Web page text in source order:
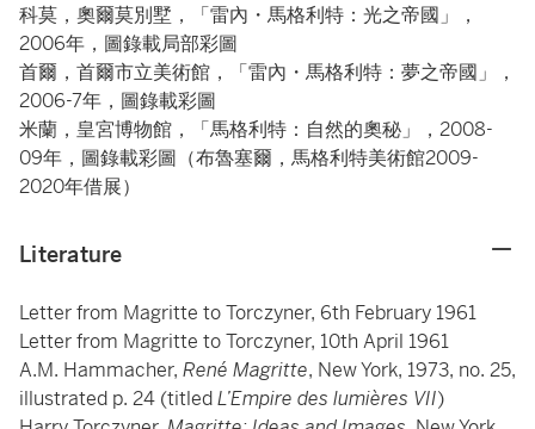
科莫，奧爾莫別墅，「雷內・馬格利特：光之帝國」，
2006年，圖錄載局部彩圖
首爾，首爾市立美術館，「雷內・馬格利特：夢之帝國」，
2006-7年，圖錄載彩圖
米蘭，皇宮博物館，「馬格利特：自然的奧秘」，2008-
09年，圖錄載彩圖（布魯塞爾，馬格利特美術館2009-
2020年借展）
Literature
Letter from Magritte to Torczyner, 6th February 1961
Letter from Magritte to Torczyner, 10th April 1961
A.M. Hammacher, René Magritte, New York, 1973, no. 25,
illustrated p. 24 (titledL’Empire des lumières VII)